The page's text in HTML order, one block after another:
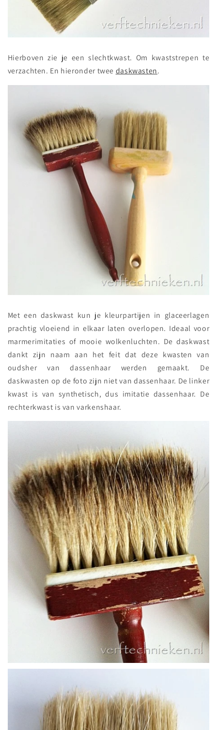
Hierboven zie je een slechtkwast. Om kwaststrepen te
verzachten. En hieronder twee daskwasten.
Met een daskwast kun je kleurpartijen in glaceerlagen
prachtig vloeiend in elkaar laten overlopen. Ideaal voor
marmerimitaties of mooie wolkenluchten. De daskwast
dankt zijn naam aan het feit dat deze kwasten van
oudsher van dassenhaar werden gemaakt. De
daskwasten op de foto zijn niet van dassenhaar. De linker
kwast is van synthetisch, dus imitatie dassenhaar. De
rechterkwast is van varkenshaar.